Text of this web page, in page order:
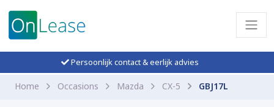
Persoonlijk contact & eerlijk advies
Home Occasions Mazda CX-5 GBJ17L